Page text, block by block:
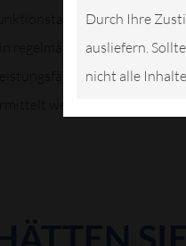
funktionstauglichen
ein regelmäßiger Check
Leistungsfähigkeit bspw. des
Durch Ihre
ausliefern.
nicht alle